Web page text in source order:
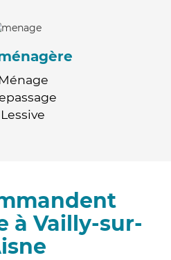
Ménage
Lessive
à Vailly-sur-